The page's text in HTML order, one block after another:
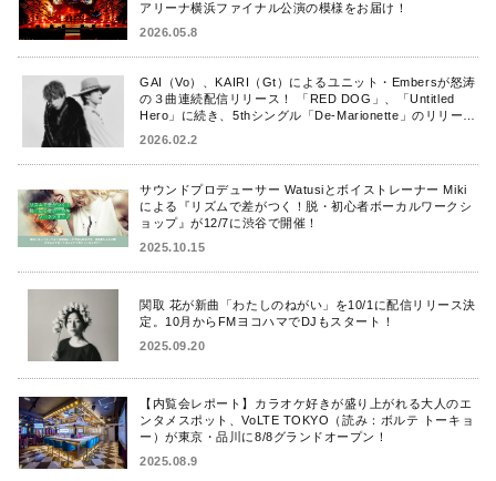
アリーナ横浜ファイナル公演の模様をお届け！
2026.05.8
GAI（Vo）、KAIRI（Gt）によるユニット・Embersが怒涛
の３曲連続配信リリース！ 「RED DOG」、「Untitled
Hero」に続き、5thシングル「De-Marionette」のリリース
2026.02.2
サウンドプロデューサー Watusiとボイストレーナー Miki
による『リズムで差がつく！脱・初心者ボーカルワークシ
ョップ』が12/7に渋谷で開催！
2025.10.15
関取 花が新曲「わたしのねがい」を10/1に配信リリース決
定。10月からFMヨコハマでDJもスタート！
2025.09.20
【内覧会レポート】カラオケ好きが盛り上がれる大人のエ
ンタメスポット、VoLTE TOKYO（読み：ボルテ トーキョ
ー）が東京・品川に8/8グランドオープン！
2025.08.9